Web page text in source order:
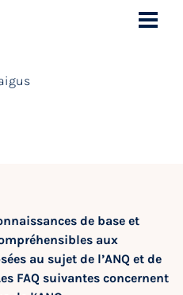
de base et
aux
au sujet de l’ANQ et de
FAQ suivantes concernent